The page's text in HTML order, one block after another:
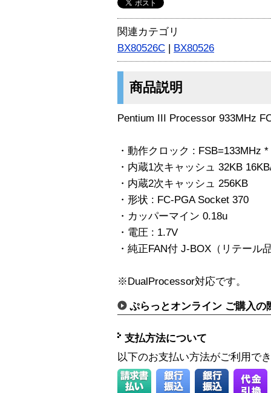
関連カテゴリ
BX80526C | BX80526
商品説明
Pentium III Processor 933MHz
・動作クロック : FSB=133MHz *
・内蔵1次キャッシュ 32KB
・内蔵2次キャッシュ 256KB
・形状 : FC-PGA Socket 370
・カッパーマイン 0.18u
・電圧 : 1.7V
・純正FAN付 J-BOX（リテール
※DualProcessor対応です。
ぷらっとオンライン ご購入の
支払方法について
以下のお支払い方法がご利用で